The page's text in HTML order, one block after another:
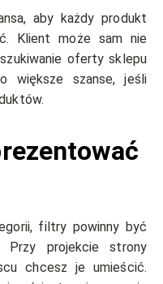
aby każdy produkt
Klient może sam nie
oferty sklepu
większe szanse, jeśli
filtry powinny być
projekcie strony
chcesz je umieścić.